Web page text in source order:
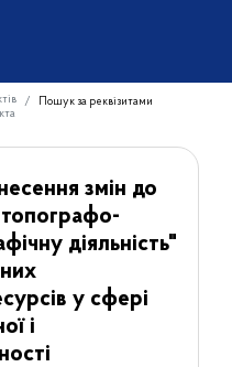
Пошук за реквізитами
змін до
діяльність"
у сфері
і